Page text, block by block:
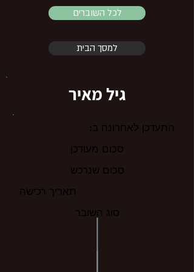
לכל השוברים
למסך הבית
גיל מאיר
התעדכן לאחרונה ב:
סכום מעודכן
סכום שנרכש
תאריך רכישה
סוג השובר